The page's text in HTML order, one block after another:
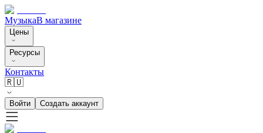
МузыкаВ магазине
Цены
Ресурсы
Контакты
🇷🇺
Войти Создать аккаунт